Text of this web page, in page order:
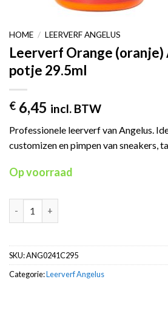
HOME / LEERVERF ANGELUS
Leerverf Orange (oranje)
potje 29.5ml
€ 6,45 incl. BTW
Professionele leerverf van Angelus.
customizen en pimpen van sneakers,
Op voorraad
SKU:ANG0241C295
Categorie:Leerverf Angelus